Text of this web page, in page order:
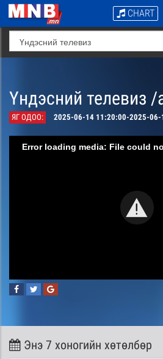
CHART
Үндэсний телевиз /
ЯГ ОДОО: 2025-06-14 11:20:00-2025-06-
Error loading media: File could
Энэ 7 хоногийн хөтөлбөр